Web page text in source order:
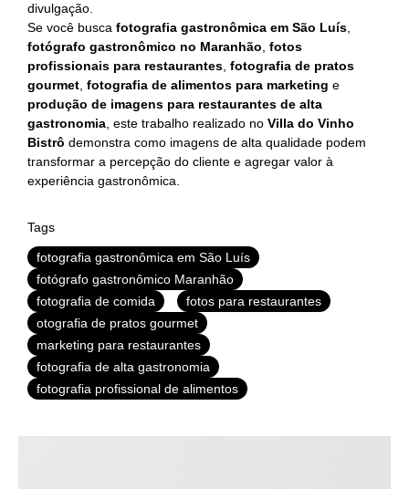
divulgação.
Se você busca fotografia gastronômica em São Luís,
fotógrafo gastronômico no Maranhão, fotos
profissionais para restaurantes, fotografia de pratos
gourmet, fotografia de alimentos para marketing e
produção de imagens para restaurantes de alta
gastronomia, este trabalho realizado no Villa do Vinho
Bistrô demonstra como imagens de alta qualidade podem
transformar a percepção do cliente e agregar valor à
experiência gastronômica.
Tags
fotografia gastronômica em São Luís
fotógrafo gastronômico Maranhão
fotografia de comida
fotos para restaurantes
otografia de pratos gourmet
marketing para restaurantes
fotografia de alta gastronomia
fotografia profissional de alimentos